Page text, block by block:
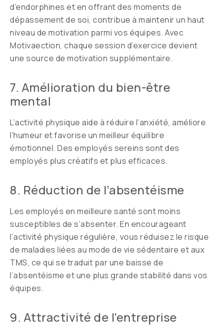
d’endorphines et en offrant des moments de
dépassement de soi, contribue à maintenir un haut
niveau de motivation parmi vos équipes. Avec
Motivaection, chaque session d’exercice devient
une source de motivation supplémentaire.
7. Amélioration du bien-être
mental
L’activité physique aide à réduire l’anxiété, améliore
l’humeur et favorise un meilleur équilibre
émotionnel. Des employés sereins sont des
employés plus créatifs et plus efficaces.
8. Réduction de l’absentéisme
Les employés en meilleure santé sont moins
susceptibles de s’absenter. En encourageant
l’activité physique régulière, vous réduisez le risque
de maladies liées au mode de vie sédentaire et aux
TMS, ce qui se traduit par une baisse de
l’absentéisme et une plus grande stabilité dans vos
équipes.
9. Attractivité de l’entreprise